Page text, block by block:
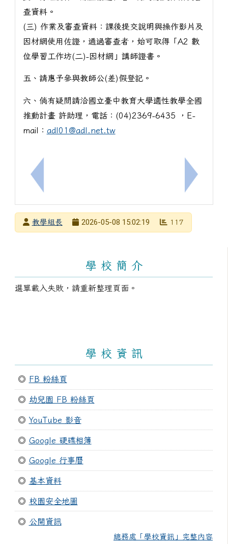
上一筆：轉知 115學年度學習扶助國小師資8小時認
查資料。
(三) 作業及審查資料：課後提交說明與操作影片及
因材網使用佐證，通過審查者，始可取得「A2 數
位學習工作坊(二)-因材網」講師證書。
五、請惠予參與教師公(差)假登記。
六、倘有疑問請洽國立臺中教育大學適性教學全國
推動計畫 許助理，電話：(04)2369-6435 ，E-
mail： adl01@adl.net.tw
下一筆：
發布者教學組長
2026-05-08 15:02:19 117
學 校 簡 介
選單載入失敗，請重新整理頁面。
學 校 資 訊
◎ FB 粉絲頁
◎ 幼兒園 FB 粉絲頁
◎ YouTube 影音
◎ Google 硬碟相簿
◎ Google 行事曆
◎ 基本資料
◎ 校園安全地圖
◎ 公開資訊
總務處「學校資訊」完整內容